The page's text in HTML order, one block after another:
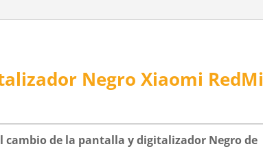
Negro Xiaomi RedMi
cambio de la pantalla y digitalizador Negro de